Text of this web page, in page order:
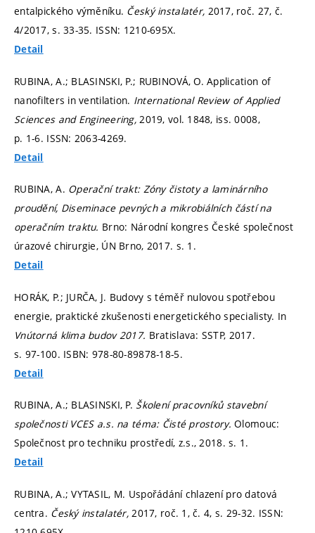
entalpického výměníku. Český instalatér, 2017, roč. 27, č.
4/2017,s. 33-35. ISSN: 1210-695X.
Detail
RUBINA, A.; BLASINSKI, P.; RUBINOVÁ, O. Application of
nanofilters in ventilation. International Review of Applied
Sciences and Engineering, 2019, vol. 1848, iss. 0008,
p. 1-6. ISSN: 2063-4269.
Detail
RUBINA, A. Operační trakt: Zóny čistoty a laminárního
proudění, Diseminace pevných a mikrobiálních částí na
operačním traktu. Brno: Národní kongres České společnost
úrazové chirurgie, ÚN Brno, 2017. s. 1.
Detail
HORÁK, P.; JURČA, J. Budovy s téměř nulovou spotřebou
energie, praktické zkušenosti energetického specialisty. In
Vnútorná klima budov 2017. Bratislava: SSTP, 2017.
s. 97-100. ISBN: 978-80-89878-18-5.
Detail
RUBINA, A.; BLASINSKI, P. Školení pracovníků stavební
společnosti VCES a.s. na téma: Čisté prostory.Olomouc:
Společnost pro techniku prostředí, z.s., 2018.s. 1.
Detail
RUBINA, A.; VYTASIL, M. Uspořádání chlazení pro datová
centra. Český instalatér, 2017, roč. 1, č. 4, s. 29-32. ISSN: